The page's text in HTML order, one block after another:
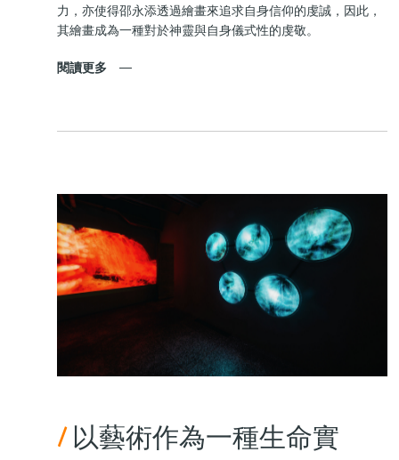
力，亦使得邵永添透過繪畫來追求自身信仰的虔誠，因此，
其繪畫成為一種對於神靈與自身儀式性的虔敬。
閱讀更多
/以藝術作為一種生命實